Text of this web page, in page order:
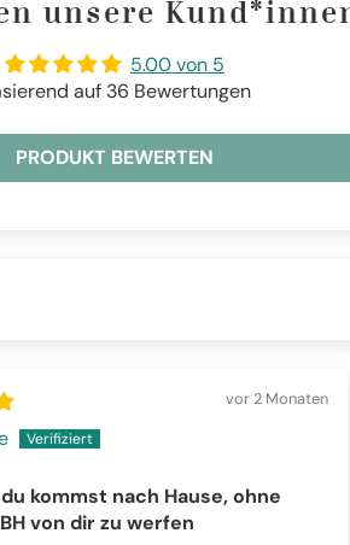
unsere
5.00 von 5
auf 36 Bewertungen
PRODUKT BEWERTEN
vor 2 Monaten
kommst nach Hause, ohne
von dir zu werfen